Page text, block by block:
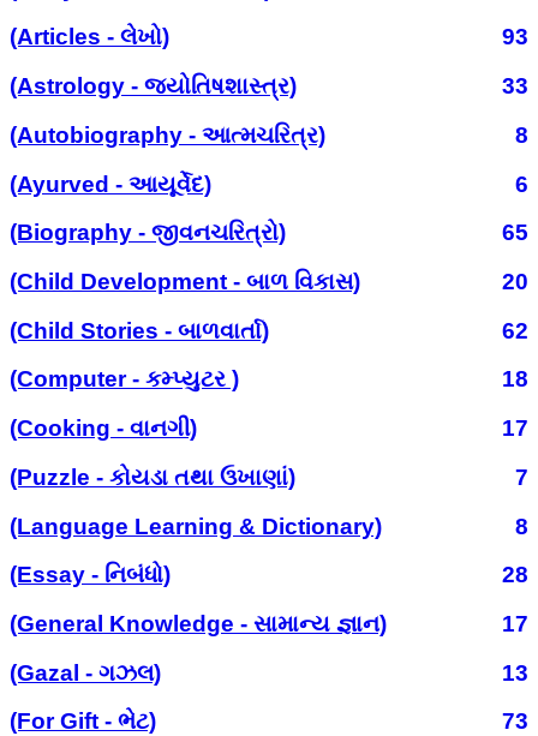
(Articles - લેખો)
93
(Astrology - જ્યોતિષશાસ્ત્ર)
33
(Autobiography - આત્મચરિત્ર)
8
(Ayurved - આયૂર્વેદ)
6
(Biography - જીવનચરિત્રો)
65
(Child Development - બાળ વિકાસ)
20
(Child Stories - બાળવાર્તા)
62
(Computer - કમ્પ્યુટર )
18
(Cooking - વાનગી)
17
(Puzzle - કોયડા તથા ઉખાણાં)
7
(Language Learning & Dictionary)
8
(Essay - નિબંધો)
28
(General Knowledge - સામાન્ય જ્ઞાન)
17
(Gazal - ગઝલ)
13
(For Gift - ભેટ)
73